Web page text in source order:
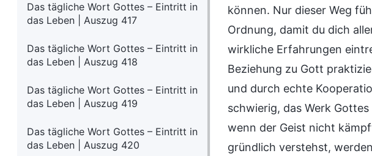
Das tägliche Wort Gottes – Eintritt in
das Leben | Auszug 417
Das tägliche Wort Gottes – Eintritt in
das Leben | Auszug 418
Das tägliche Wort Gottes – Eintritt in
das Leben | Auszug 419
Das tägliche Wort Gottes – Eintritt in
das Leben | Auszug 420
können. Nur dieser Weg
Ordnung, damit du dich
wirkliche Erfahrungen
Beziehung zu Gott
und durch echte
schwierig, das Werk
wenn der Geist nicht
gründlich verstehst,